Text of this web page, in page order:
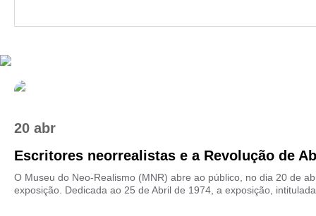
20 abr
Escritores neorrealistas e a Revolução de
O Museu do Neo-Realismo (MNR) abre ao público, no dia 20 de
exposição. Dedicada ao 25 de Abril de 1974, a exposição,